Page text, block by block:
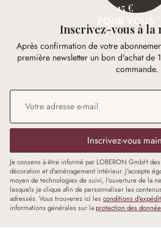
15 €
POUR VOUS
Inscrivez-vous à la
Après confirmation de votre
première newsletter un bon d'achat de
commande.
Adresse e-mail
Inscrivez-vous
Je consens à être informé par LOBERON GmbH
décoration et d'aménagement intérieur. J'accepte
moyen de technologies de suivi, l'ouverture de la
lesquels je clique afin de personnaliser les
adressés. Vous trouverez ici les conditions
informations générales sur laprotection des